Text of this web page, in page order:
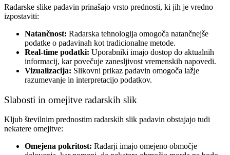
Radarske slike padavin prinašajo vrsto prednosti, ki jih je vredno
izpostaviti:
Natančnost: Radarska tehnologija omogoča natančnejše
podatke o padavinah kot tradicionalne metode.
Real-time podatki: Uporabniki imajo dostop do aktualnih
informacij, kar povečuje zanesljivost vremenskih napovedi.
Vizualizacija: Slikovni prikaz padavin omogoča lažje
razumevanje in interpretacijo podatkov.
Slabosti in omejitve radarskih slik
Kljub številnim prednostim radarskih slik padavin obstajajo tudi
nekatere omejitve:
Omejena pokritost: Radarji imajo omejeno območje